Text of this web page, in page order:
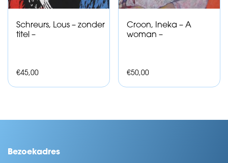
Schreurs, Lous – zonder
titel –
€45,00
Croon, Ineka – A
woman –
€50,00
Bezoekadres